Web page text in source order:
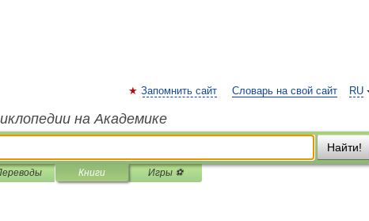
RU
Запомнить сайт Словарь на свой сайт
на Академике
Найти!
Книги Игры ⚽